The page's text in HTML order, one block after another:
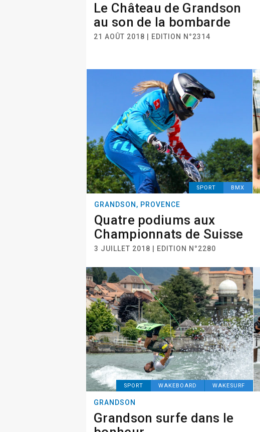
Le Château de Grandson
au son de la bombarde
21 AOÛT 2018 | EDITION N°2314
SPORT BMX
GRANDSON, PROVENCE
Quatre podiums aux
Championnats de Suisse
3 JUILLET 2018 | EDITION N°2280
SPORT WAKEBOARD WAKESURF
GRANDSON
Grandson surfe dans le